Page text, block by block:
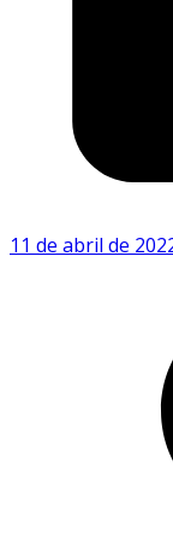
11 de abril de